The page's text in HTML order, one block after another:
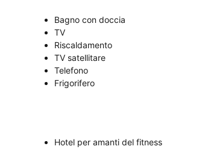
Bagno con doccia
TV
Riscaldamento
TV satellitare
Telefono
Frigorifero
Hotel per amanti del fitness